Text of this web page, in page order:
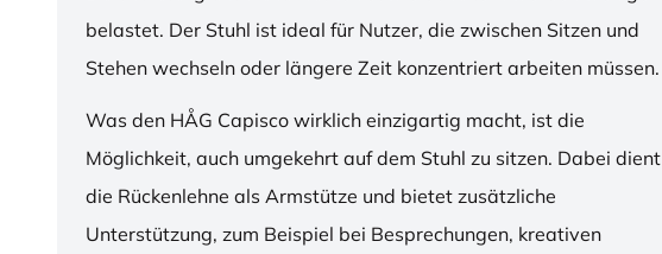
belastet. Der Stuhl ist ideal für Nutzer, die zwischen Sitzen und
Stehen wechseln oder längere Zeit konzentriert arbeiten müssen.
Was den HÅG Capisco wirklich einzigartig macht, ist die
Möglichkeit, auch umgekehrt auf dem Stuhl zu sitzen. Dabei dient
die Rückenlehne als Armstütze und bietet zusätzliche
Unterstützung, zum Beispiel bei Besprechungen, kreativen